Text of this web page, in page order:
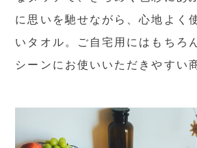
に思いを馳せながら、心地よく
いタオル。ご自宅用にはもちろ
シーンにお使いいただきやすい